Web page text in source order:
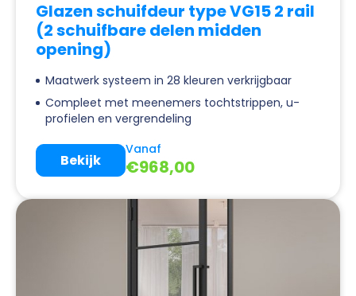
Glazen schuifdeur type VG15 2 rail
(2 schuifbare delen midden
opening)
Maatwerk systeem in 28 kleuren verkrijgbaar
Compleet met meenemers tochtstrippen, u-
profielen en vergrendeling
Vanaf
€968,00
Bekijk